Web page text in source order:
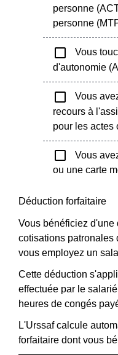
personne
personne
check_box_outline_blank
Vous
d'autonomie
check_box_outline_blank
Vous
recours à
pour les actes
check_box_outline_blank
Vous
ou une carte
Déduction forfaitaire
Vous bénéficiez d'une
cotisations patronales
vous employez un
Cette déduction
effectuée par le
heures de congés
L'Urssaf calcule
forfaitaire dont vous